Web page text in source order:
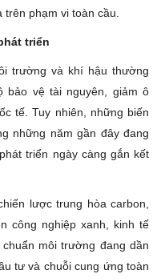
trên phạm vi toàn cầu.
triển
trường và khí hậu thường
bảo vệ tài nguyên, giảm ô
tế. Tuy nhiên, những biến
những năm gần đây đang
triển ngày càng gắn kết
lược trung hòa carbon,
công nghiệp xanh, kinh tế
môi trường đang dần
tư và chuỗi cung ứng toàn